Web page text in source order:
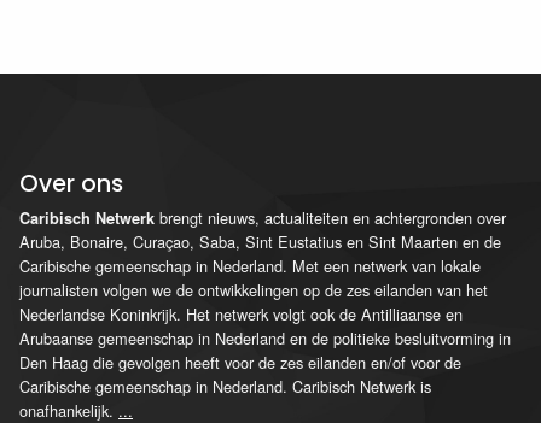
Over ons
Caribisch Netwerk brengt nieuws, actualiteiten en achtergronden over
Aruba, Bonaire, Curaçao, Saba, Sint Eustatius en Sint Maarten en de
Caribische gemeenschap in Nederland. Met een netwerk van lokale
journalisten volgen we de ontwikkelingen op de zes eilanden van het
Nederlandse Koninkrijk. Het netwerk volgt ook de Antilliaanse en
Arubaanse gemeenschap in Nederland en de politieke besluitvorming in
Den Haag die gevolgen heeft voor de zes eilanden en/of voor de
Caribische gemeenschap in Nederland. Caribisch Netwerk is
onafhankelijk. ...